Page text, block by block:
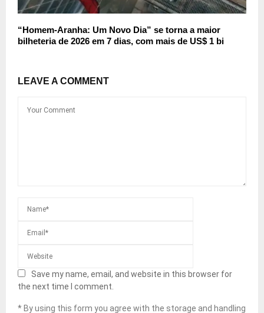
“Homem-Aranha: Um Novo Dia” se torna a maior
bilheteria de 2026 em 7 dias, com mais de US$ 1 bi
LEAVE A COMMENT
Save my name, email, and website in this browser for
the next time I comment.
* By using this form you agree with the storage and handling